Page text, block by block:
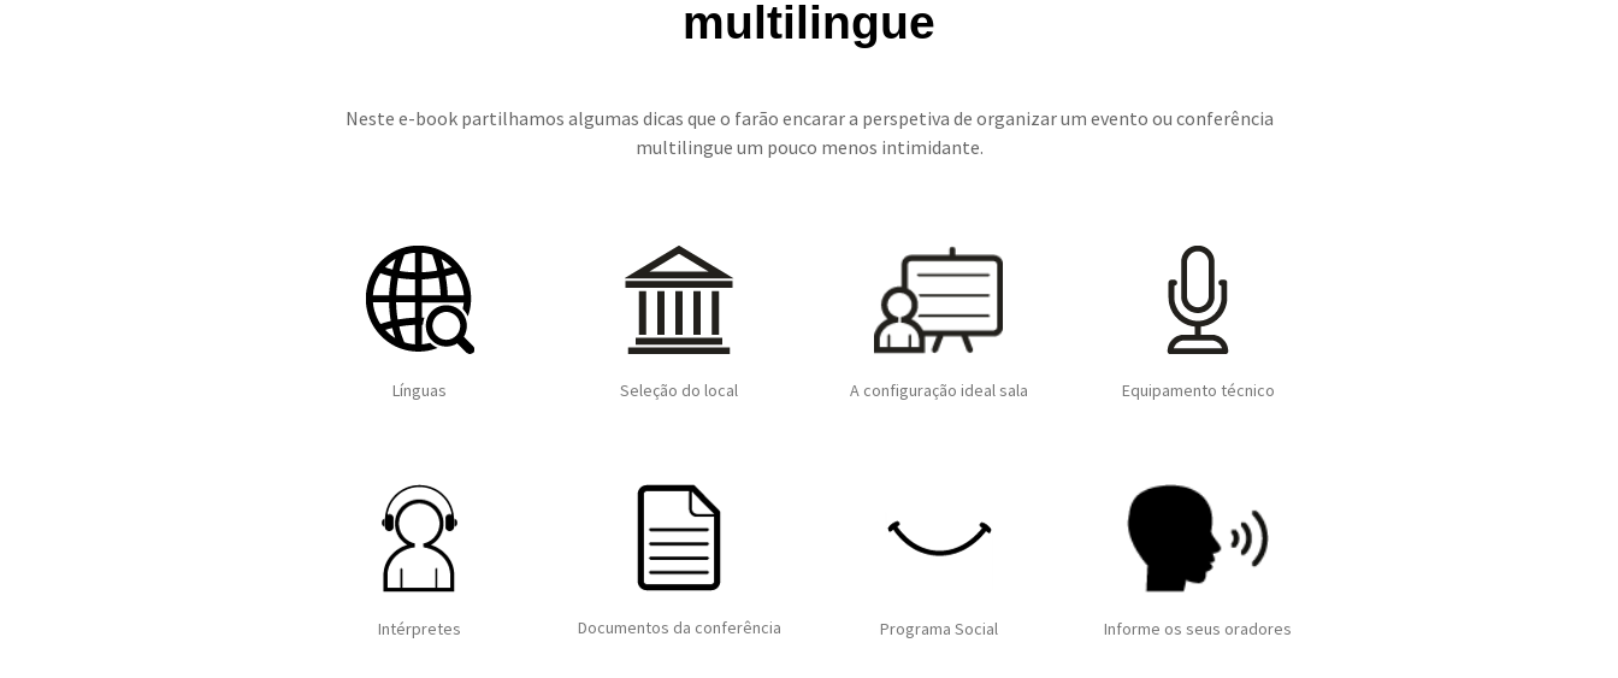
multilingue
Neste e-book partilhamos algumas dicas que o farão encarar a perspetiva de organizar um evento ou conferência
multilingue um pouco menos intimidante.
Línguas Seleção do local A configuração ideal sala Equipamento técnico
Intérpretes Documentos da conferência Programa Social Informe os seus oradores